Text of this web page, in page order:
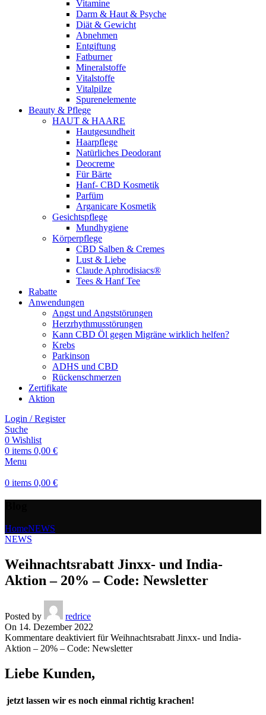
Vitamine
Darm & Haut & Psyche
Diät & Gewicht
Abnehmen
Entgiftung
Fatburner
Mineralstoffe
Vitalstoffe
Vitalpilze
Spurenelemente
Beauty & Pflege
HAUT & HAARE
Hautgesundheit
Haarpflege
Natürliches Deodorant
Deocreme
Für Bärte
Hanf- CBD Kosmetik
Parfüm
Arganicare Kosmetik
Gesichtspflege
Mundhygiene
Körperpflege
CBD Salben & Cremes
Lust & Liebe
Claude Aphrodisiacs®
Tees & Hanf Tee
Rabatte
Anwendungen
Angst und Angststörungen
Herzrhythmusstörungen
Kann CBD Öl gegen Migräne wirklich helfen?
Krebs
Parkinson
ADHS und CBD
Rückenschmerzen
Zertifikate
Aktion
Login / Register
Suche
0 Wishlist
0 items 0,00 €
Menu
0 items 0,00 €
HomeNEWS
NEWS
Weihnachtsrabatt Jinxx- und India-
Aktion – 20% – Code: Newsletter
Posted by
redrice
On 14. Dezember 2022
Kommentare deaktiviert für Weihnachtsrabatt Jinxx- und India-
Aktion – 20% – Code: Newsletter
Liebe Kunden,
jetzt lassen wir es noch einmal richtig krachen!